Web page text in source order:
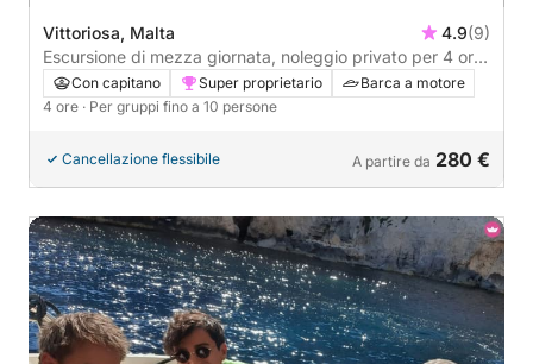
Vittoriosa, Malta 4.9(9)
Escursione di mezza giornata, noleggio privato per 4 ore.
Esperienza indimenticabile, di giorno, pomeriggio o al
tramonto.
Con capitano Super proprietario
Barca a motore
4 ore · Per gruppi fino a 10 persone
Cancellazione flessibile A partire da 280 €